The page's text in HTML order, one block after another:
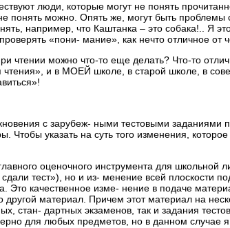
люди, которые могут не понять
понять можно. Опять же, могут быть
например, что Каштанка – это собака!.. Я
«пони- мание», как нечто отличное от
чтении можно что-то еще делать? Что-то
и в МОЕЙ школе, в старой школе, в
с зарубеж- ными тестовыми заданиями
указать на суть того изменения,
оценочного инструмента для школьной
тест»), но и из- менение всей плоскости
Это качественное изме- нение в подаче
материал. Причем этот материал на
стан- дартных экзаменов, так и задания
для любых предметов, но в данном случае